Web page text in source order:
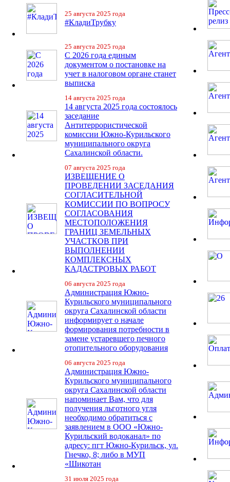
25 августа 2025 года
#КладиТрубку
25 августа 2025 года
С 2026 года единым
документом о постановке на
учет в налоговом органе станет
выписка
14 августа 2025 года
14 августа 2025 года состоялось
заседание
Антитеррористической
комиссии Южно-Курильского
муниципального округа
Сахалинской области.
07 августа 2025 года
ИЗВЕЩЕНИЕ О
ПРОВЕДЕНИИ ЗАСЕДАНИЯ
СОГЛАСИТЕЛЬНОЙ
КОМИССИИ ПО ВОПРОСУ
СОГЛАСОВАНИЯ
МЕСТОПОЛОЖЕНИЯ
ГРАНИЦ ЗЕМЕЛЬНЫХ
УЧАСТКОВ ПРИ
ВЫПОЛНЕНИИ
КОМПЛЕКСНЫХ
КАДАСТРОВЫХ РАБОТ
06 августа 2025 года
Администрация Южно-
Курильского муниципального
округа Сахалинской области
информирует о начале
формирования потребности в
замене устаревшего печного
отопительного оборудования
06 августа 2025 года
Администрация Южно-
Курильского муниципального
округа Сахалинской области
напоминает Вам, что для
получения льготного угля
необходимо обратиться с
заявлением в ООО «Южно-
Курильский водоканал» по
адресу: пгт Южно-Курильск, ул.
Гнечко, 8; либо в МУП
«Шикотан
31 июля 2025 года